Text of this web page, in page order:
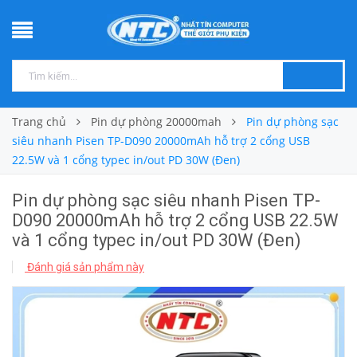
Trang chủ Pin dự phòng 20000mah
Pin dự phòng sạc
siêu nhanh Pisen TP-D090 20000mAh hỗ trợ 2 cổng USB
22.5W và 1 cổng typec in/out PD 30W (Đen)
Pin dự phòng sạc siêu nhanh Pisen TP-
D090 20000mAh hỗ trợ 2 cổng USB 22.5W
và 1 cổng typec in/out PD 30W (Đen)
Đánh giá sản phẩm này